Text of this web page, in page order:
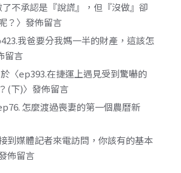
了不承認是『說謊』，但『沒做』卻
？ 〉發佈留言
我爸要分我媽一半的財產，這該怎
留言
於〈ep393.在捷運上遇見受到驚嚇的
(下)〉發佈留言
怎麼渡過喪妻的第一個農曆新
到媒體記者來電訪問，你該有的基本
佈留言